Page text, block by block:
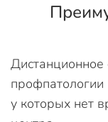
профпатологии
у которых нет